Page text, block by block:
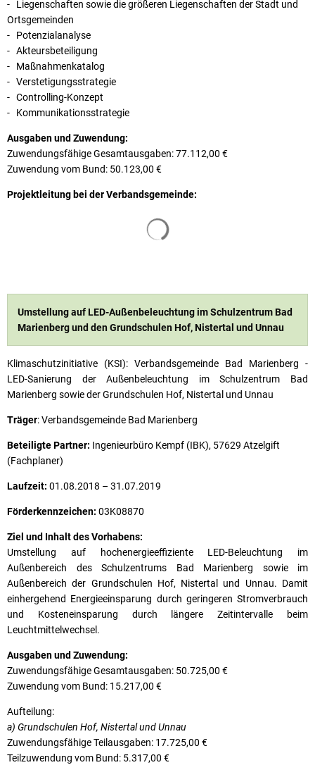
- Liegenschaften sowie die größeren Liegenschaften der Stadt und
Ortsgemeinden
- Potenzialanalyse
- Akteursbeteiligung
- Maßnahmenkatalog
- Verstetigungsstrategie
- Controlling-Konzept
- Kommunikationsstrategie
Ausgaben und Zuwendung:
Zuwendungsfähige Gesamtausgaben: 77.112,00 €
Zuwendung vom Bund: 50.123,00 €
Projektleitung bei der Verbandsgemeinde:
Umstellung auf LED-Außenbeleuchtung im Schulzentrum Bad
Marienberg und den Grundschulen Hof, Nistertal und Unnau
Klimaschutzinitiative (KSI): Verbandsgemeinde Bad Marienberg -
LED-Sanierung der Außenbeleuchtung im Schulzentrum Bad
Marienberg sowie der Grundschulen Hof, Nistertal und Unnau
Träger: Verbandsgemeinde Bad Marienberg
Beteiligte Partner: Ingenieurbüro Kempf (IBK), 57629 Atzelgift
(Fachplaner)
Laufzeit: 01.08.2018 – 31.07.2019
Förderkennzeichen: 03K08870
Ziel und Inhalt des Vorhabens:
Umstellung auf hochenergieeffiziente LED-Beleuchtung im
Außenbereich des Schulzentrums Bad Marienberg sowie im
Außenbereich der Grundschulen Hof, Nistertal und Unnau. Damit
einhergehend Energieeinsparung durch geringeren Stromverbrauch
und Kosteneinsparung durch längere Zeitintervalle beim
Leuchtmittelwechsel.
Ausgaben und Zuwendung:
Zuwendungsfähige Gesamtausgaben: 50.725,00 €
Zuwendung vom Bund: 15.217,00 €
Aufteilung:
a) Grundschulen Hof, Nistertal und Unnau
Zuwendungsfähige Teilausgaben: 17.725,00 €
Teilzuwendung vom Bund: 5.317,00 €